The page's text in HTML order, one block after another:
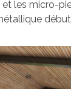
Bettinger
les micro-